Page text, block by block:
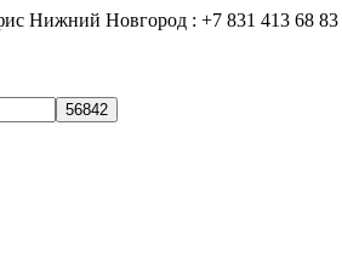
Новгород : +7 831 413 68 83 /